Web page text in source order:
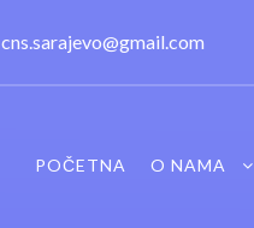
cns.sarajevo@gmail.com
POČETNA O NAMA